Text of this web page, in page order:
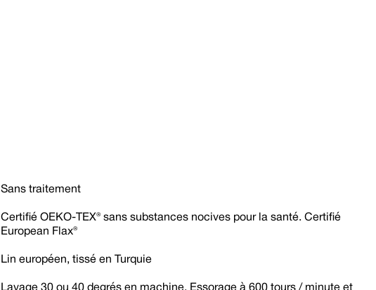
Sans traitement
Certifié OEKO-TEX® sans substances nocives pour la santé. Certifié
European Flax®
Lin européen, tissé en Turquie
Lavage 30 ou 40 degrés en machine. Essorage à 600 tours / minute et